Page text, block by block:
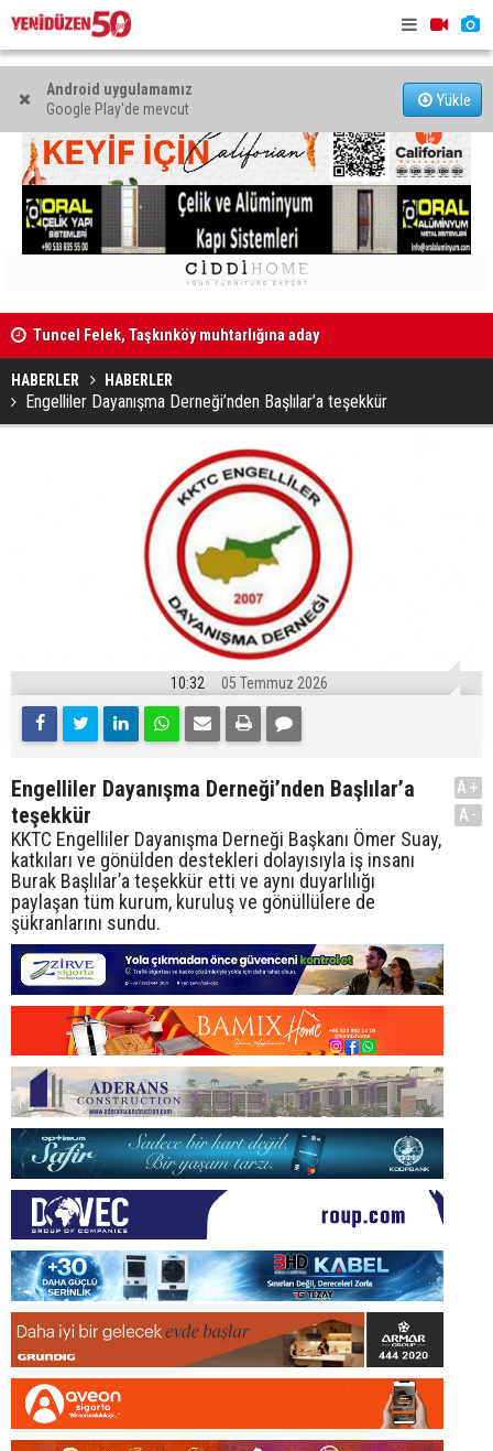
Android uygulamamız
Google Play'de mevcut
Yükle
Tuncel Felek, Taşkınköy muhtarlığına aday
HABERLER HABERLER
Engelliler Dayanışma Derneği’nden Başlılar’a teşekkür
10:32 05 Temmuz 2026
Engelliler Dayanışma Derneği’nden Başlılar’a
teşekkür
KKTC Engelliler Dayanışma Derneği Başkanı Ömer Suay,
katkıları ve gönülden destekleri dolayısıyla iş insanı
Burak Başlılar’a teşekkür etti ve aynı duyarlılığı
paylaşan tüm kurum, kuruluş ve gönüllülere de
şükranlarını sundu.
A+
A-